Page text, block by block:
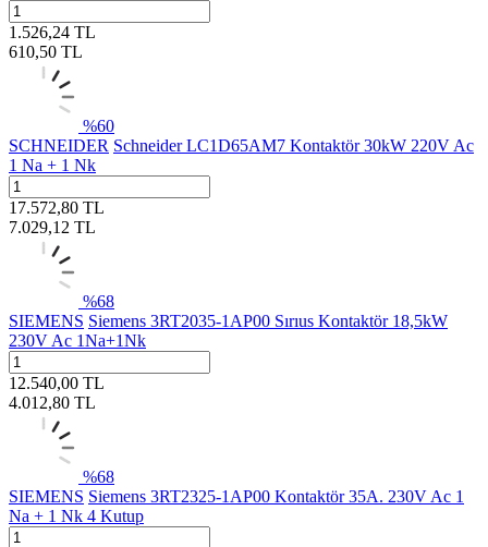
1.526,24 TL
610,50 TL
%60
SCHNEIDER Schneider LC1D65AM7 Kontaktör 30kW 220V Ac
1 Na + 1 Nk
17.572,80 TL
7.029,12 TL
%68
SIEMENS Siemens 3RT2035-1AP00 Sırıus Kontaktör 18,5kW
230V Ac 1Na+1Nk
12.540,00 TL
4.012,80 TL
%68
SIEMENS Siemens 3RT2325-1AP00 Kontaktör 35A. 230V Ac 1
Na + 1 Nk 4 Kutup